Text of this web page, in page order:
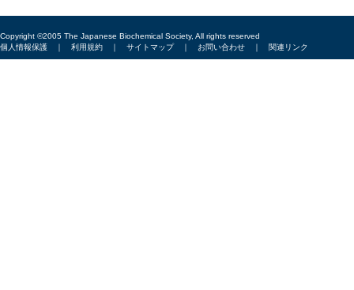
Copyright ©2005 The Japanese Biochemical Society, All rights reserved
個人情報保護 ｜ 利用規約 ｜ サイトマップ｜ お問い合わせ ｜ 関連リンク